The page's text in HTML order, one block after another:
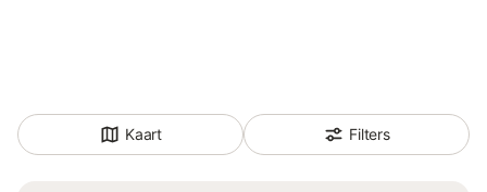
Kaart Filters